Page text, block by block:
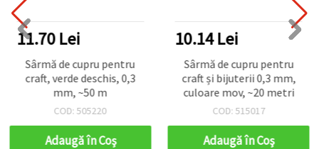
11.70 Lei
Sârmă de cupru pentru
craft, verde deschis, 0,3
mm, ~50 m
COD: 505220
Adaugă în Coş
10.14 Lei
Sârmă de cupru pentru
craft și bijuterii 0,3 mm,
culoare mov, ~20 metri
COD: 515017
Adaugă în Coş